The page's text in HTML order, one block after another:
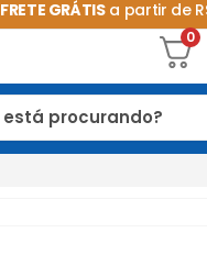
FRETE GRÁTISa partir de
0